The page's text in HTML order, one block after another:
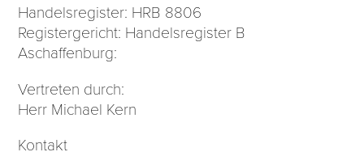
Handelsregister: HRB 8806
Registergericht: Handelsregister B
Aschaffenburg:
Vertreten durch:
Herr Michael Kern
Kontakt